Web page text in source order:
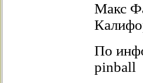
Макс
По
pinball